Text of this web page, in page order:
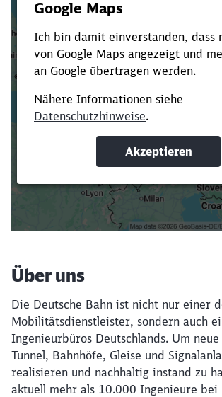
Verkürze die Ladezeit, indem du
oder Filter hinzufügst.
Suchbegriffe eingeben
Filter setzen
Über uns
Die Deutsche Bahn ist nicht nur einer
Mobilitätsdienstleister, sondern auch
Ingenieurbüros Deutschlands. Um
Tunnel, Bahnhöfe, Gleise und
realisieren und nachhaltig instand zu
aktuell mehr als 10.000 Ingenieure bei